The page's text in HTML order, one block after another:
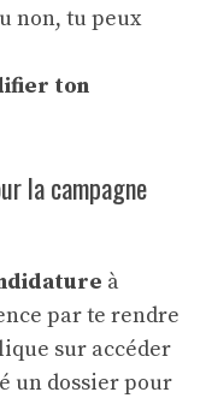
non, tu peux
ton
la campagne
à
par te rendre
sur accéder
un dossier pour